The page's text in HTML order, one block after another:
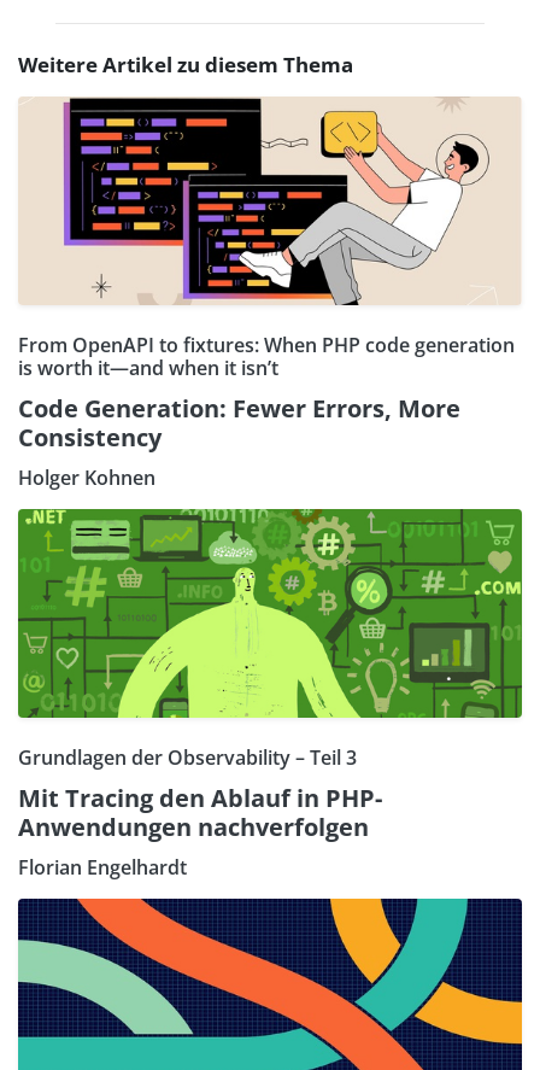
Weitere Artikel zu diesem Thema
From OpenAPI to fixtures: When PHP code generation
is worth it—and when it isn’t
Code Generation: Fewer Errors, More
Consistency
Holger Kohnen
Grundlagen der Observability – Teil 3
Mit Tracing den Ablauf in PHP-
Anwendungen nachverfolgen
Florian Engelhardt